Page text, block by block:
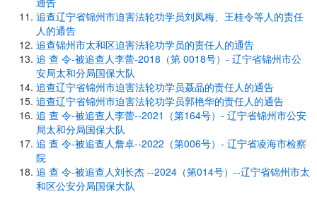
追查辽宁省锦州市迫害法轮功学员刘凤梅、王桂令等人的责任
人的通告
追查锦州市太和区迫害法轮功学员的责任人的通告
追 查 令-被追查人李蕾-2018（第 0018号）- 辽宁省锦州市公
安局太和分局国保大队
追查辽宁省锦州市迫害法轮功学员聂晶的责任人的通告
追查辽宁省锦州市迫害法轮功学员郭艳华的责任人的通告
追 查 令-被追查人李蕾--2021（第164号）- 辽宁省锦州市公安
局太和分局国保大队
追 查 令-被追查人詹卓--2022（第006号）- 辽宁省凌海市检察
院
追 查 令-被追查人刘长杰 --2024（第014号）--辽宁省锦州市太
和区公安分局国保大队